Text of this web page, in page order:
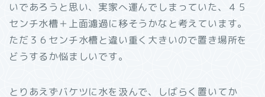
いであろうと思い、実家へ運んでしまっていた、４５
センチ水槽＋上面濾過に移そうかなと考えています。
ただ３６センチ水槽と違い重く大きいので置き場所を
どうするか悩ましいです。
とりあえずバケツに水を汲んで、しばらく置いてか